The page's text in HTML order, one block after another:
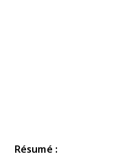
Résumé :